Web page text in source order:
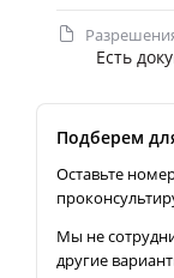
Есть
Подберем
Оставьте
Мы не
другие